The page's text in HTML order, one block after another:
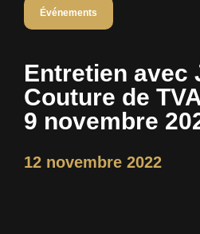
Événements
Entretien avec
Couture de
9 novembre
12 novembre 2022